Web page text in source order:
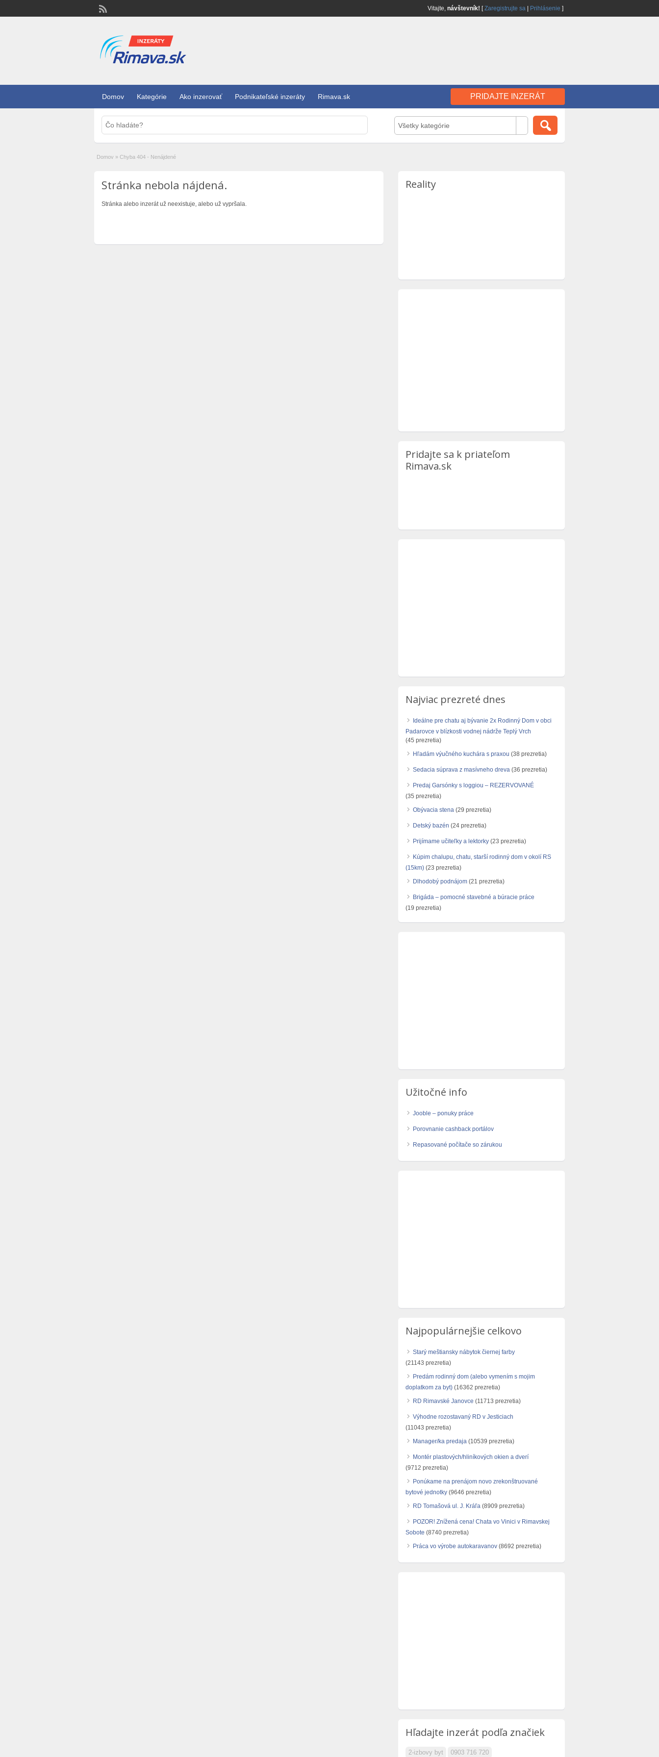
Vitajte, návštevník! [Zaregistrujte sa Prihlásenie ]
Domov Kategórie Ako inzerovať Podnikateľské inzeráty Rimava.sk PRIDAJTE INZERÁT
Všetky kategórie
Domov » Chyba 404 - Nenájdené
Stránka nebola nájdená.
Stránka alebo inzerát už neexistuje, alebo už vypršala.
Reality
Pridajte sa k priateľom
Rimava.sk
Najviac prezreté dnes
Ideálne pre chatu aj bývanie 2x Rodinný Dom v obci
Padarovce v blízkosti vodnej nádrže Teplý Vrch
(45 prezretia)
Hľadám výučného kuchára s praxou (38 prezretia)
Sedacia súprava z masívneho dreva (36 prezretia)
Predaj Garsónky s loggiou – REZERVOVANÉ
(35 prezretia)
Obývacia stena (29 prezretia)
Detský bazén (24 prezretia)
Prijímame učiteľky a lektorky (23 prezretia)
Kúpim chalupu, chatu, starší rodinný dom v okolí RS
(15km) (23 prezretia)
Dlhodobý podnájom (21 prezretia)
Brigáda – pomocné stavebné a búracie práce
(19 prezretia)
Užitočné info
Jooble – ponuky práce
Porovnanie cashback portálov
Repasované počítače so zárukou
Najpopulárnejšie celkovo
Starý meštiansky nábytok čiernej farby
(21143 prezretia)
Predám rodinný dom (alebo vymením s mojim
doplatkom za byt) (16362 prezretia)
RD Rimavské Janovce (11713 prezretia)
Výhodne rozostavaný RD v Jesticiach
(11043 prezretia)
Manager/ka predaja (10539 prezretia)
Montér plastových/hliníkových okien a dverí
(9712 prezretia)
Ponúkame na prenájom novo zrekonštruované
bytové jednotky (9646 prezretia)
RD Tomašová ul. J. Kráľa (8909 prezretia)
POZOR! Znížená cena! Chata vo Vinici v Rimavskej
Sobote (8740 prezretia)
Práca vo výrobe autokaravanov (8692 prezretia)
Hľadajte inzerát podľa značiek
2-izbovy byt 0903 716 720